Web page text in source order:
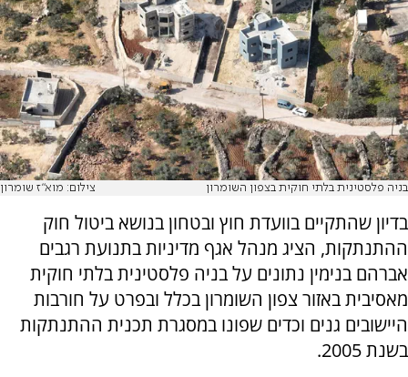
בניה פלסטינית בלתי חוקית בצפון השומרון צילום: מוא"ז שומרון
בדיון שהתקיים בוועדת חוץ ובטחון בנושא ביטול חוק
ההתנתקות, הציג מנהל אגף מדיניות בתנועת רגבים
אברהם בנימין נתונים על בניה פלסטינית בלתי חוקית
מאסיבית באזור צפון השומרון בכלל ובפרט על חורבות
היישובים גנים וכדים שפונו במסגרת תכנית ההתנתקות
בשנת 2005.